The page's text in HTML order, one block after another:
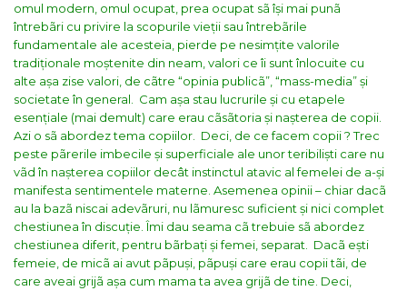
omul modern, omul ocupat, prea ocupat sã își mai punã
întrebãri cu privire la scopurile vieții sau întrebãrile
fundamentale ale acesteia, pierde pe nesimțite valorile
tradiționale moștenite din neam, valori ce îi sunt înlocuite cu
alte așa zise valori, de cãtre “opinia publicã”, “mass-media” și
societate în general.
Cam așa stau lucrurile și cu etapele
esențiale (mai demult) care erau cãsãtoria și nașterea de copii.
Azi o sã abordez tema copiilor.
Deci, de ce facem copii ? Trec
peste pãrerile imbecile și superficiale ale unor teribiliști care nu
vãd în nașterea copiilor decât instinctul atavic al femelei de a-și
manifesta sentimentele materne. Asemenea opinii – chiar dacã
au la bazã niscai adevãruri, nu lãmuresc suficient și nici complet
chestiunea în discuție. Îmi dau seama cã trebuie sã abordez
chestiunea diferit, pentru bãrbați și femei, separat.
Dacã ești
femeie, de micã ai avut pãpuși, pãpuși care erau copii tãi, de
care aveai grijã așa cum mama ta avea grijã de tine. Deci,